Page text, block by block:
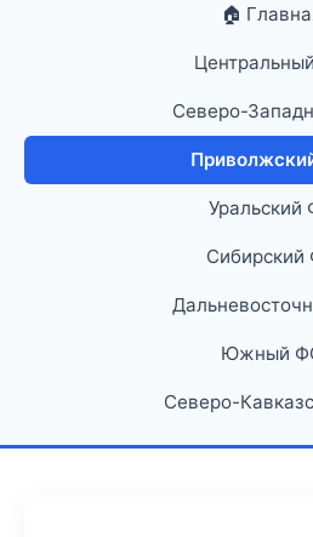
🏠
Северо-
Уральский
Южный
Северо-